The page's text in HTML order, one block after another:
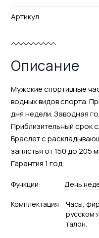
Артикул
Описание
Мужские спортивные
водных видов спорта.
дня недели. Заводная
Приблизительный срок
Браслет с
запястья от 150 до 205
Гарантия 1 год.
Функции: День
Комплектация: Часы,
русском
талон.